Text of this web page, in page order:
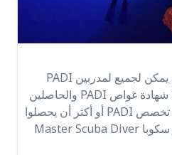
أعلى مستوى غوص ترفيهي يمكن لجميع لمدربين PADI
الذين أصدروا على الأقل 25 شهادة غواص PADI والحاصلين
على خمسة مؤهلات مُدرب تخصص PADI أو أكثر أن يحصلوا
على رتبة مدرب كبير غوص سكوبا Master Scuba Diver